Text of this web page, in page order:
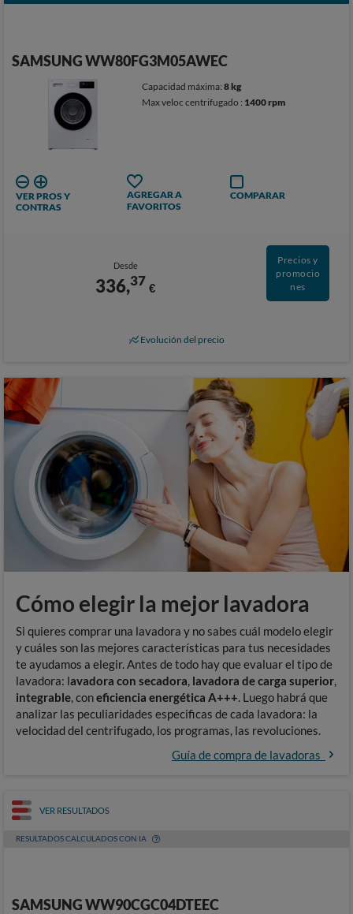
SAMSUNG WW80FG3M05AWEC
Capacidad máxima:8 kg
Max veloc centrifugado : 1400 rpm
VER PROS Y
CONTRAS
AGREGAR A
FAVORITOS
COMPARAR
Desde
336,37 €
Precios y
promocio
nes
Evolución del precio
Cómo elegir la mejor lavadora
Si quieres comprar una lavadora y no sabes cuál modelo elegir
y cuáles son las mejores características para tus necesidades
te ayudamos a elegir. Antes de todo hay que evaluar el tipo de
lavadora: lavadora con secadora, lavadora de carga superior,
integrable, coneficiencia energética A+++. Luego habrá que
analizar las peculiaridades especificas de cada lavadora: la
velocidad del centrifugado, los programas, las revoluciones.
Guía de compra de lavadoras
VER RESULTADOS
RESULTADOS CALCULADOS CON IA
SAMSUNG WW90CGC04DTEEC